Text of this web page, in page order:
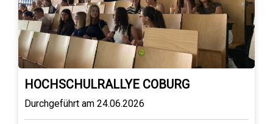
HOCHSCHULRALLYE COBURG
Durchgeführt am 24.06.2026